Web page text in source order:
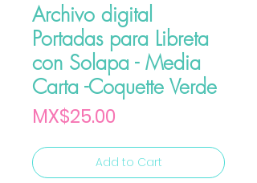
Archivo digital
Portadas para Libreta
con Solapa - Media
Carta -Coquette Verde
MX$25.00
Add to Cart